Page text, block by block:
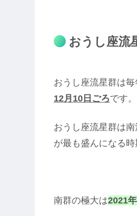
おうし座流
おうし座流星群は
12月10日ごろです。
おうし座流星群は
が最も盛んになる時
南群の極大は2021